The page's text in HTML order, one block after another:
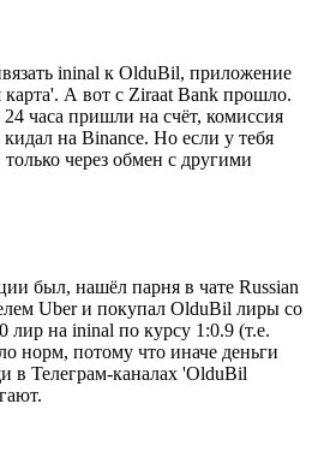
ininal к OlduBil, приложение
А вот с Ziraat Bank прошло.
часа пришли на счёт, комиссия
на Binance. Но если у тебя
через обмен с другими
был, нашёл парня в чате Russian
Uber и покупал OlduBil лиры со
на ininal по курсу 1:0.9 (т.е.
норм, потому что иначе деньги
в Телеграм-каналах 'OlduBil